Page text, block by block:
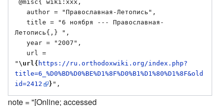
Летопись{,} ",
" \url{ https://ru.orthodoxwiki.org/index.php?
title=6_%D0%BD%D0%BE%D1%8F%D0%B1%D1%80%D1%8F&old
id=2412
}
note = "[Online; accessed